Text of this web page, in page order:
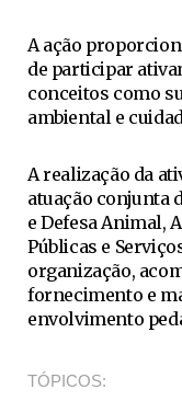
A ação
de participar
conceitos como
ambiental e
A realização da
atuação conjunta
e Defesa Animal,
Públicas e
organização,
fornecimento e
envolvimento
TÓPICOS